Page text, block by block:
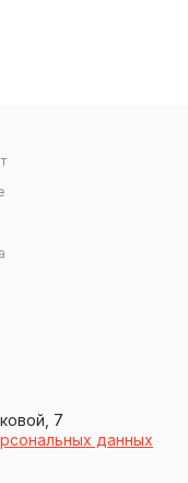
7
данных